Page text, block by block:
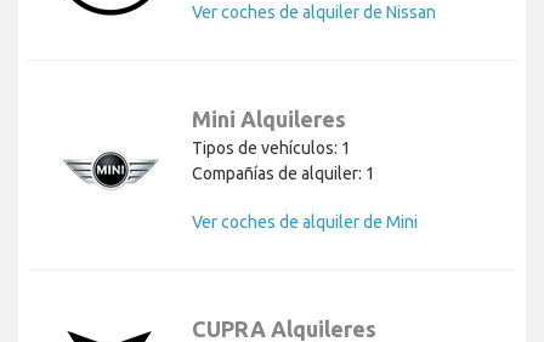
Ver coches de alquiler de Nissan
Mini Alquileres
Tipos de vehículos: 1
Compañías de alquiler: 1
Ver coches de alquiler de Mini
CUPRA Alquileres